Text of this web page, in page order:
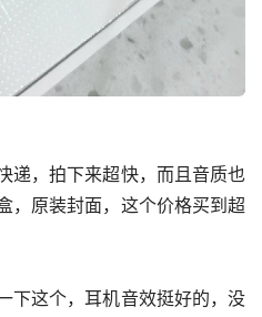
递，拍下来超快，而且音质也
，原装封面，这个价格买到超
下这个，耳机音效挺好的，没